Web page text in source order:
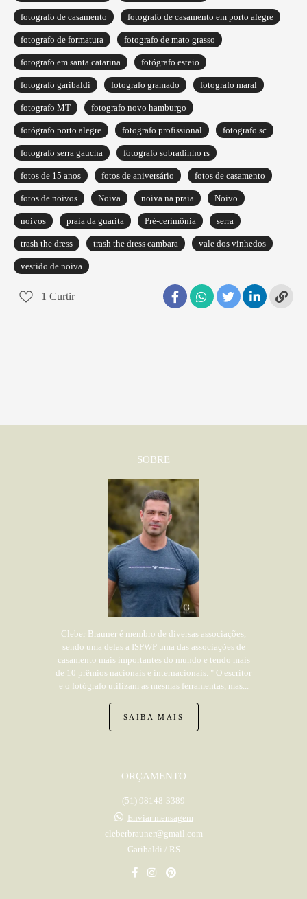
fotografo de casamento fotografo de casamento em porto alegre
fotografo de formatura fotografo de mato grasso
fotografo em santa catarina fotógrafo esteio
fotografo garibaldi fotografo gramado fotografo maral
fotografo MT fotografo novo hamburgo
fotógrafo porto alegre fotografo profissional fotografo sc
fotografo serra gaucha fotografo sobradinho rs
fotos de 15 anos fotos de aniversário fotos de casamento
fotos de noivos Noiva noiva na praia Noivo
noivos praia da guarita Pré-cerimônia serra
trash the dress trash the dress cambara vale dos vinhedos
vestido de noiva
1 Curtir
SOBRE
Cleber Brauner é membro de diversas associações,
sendo uma delas a ISPWP uma das associações de
casamento mais importantes do mundo e tendo mais
de 10 prêmios nacionais e internacionais. " O escritor
e o fotógrafo utilizam as mesmas ferramentas, mas...
SAIBA MAIS
ORÇAMENTO
(51) 98148-3389
Enviar mensagem
cleberbrauner@gmail.com
Garibaldi / RS